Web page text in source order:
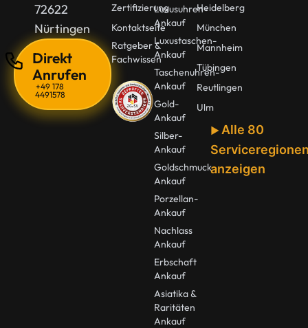
72622
Nürtingen
Direkt
Anrufen
+49 178
4491578
Zertifizierung
Kontaktseite
Ratgeber &
Fachwissen
Luxusuhren-
Ankauf
Luxustaschen-
Ankauf
Taschenuhren-
Ankauf
Gold-
Ankauf
Silber-
Ankauf
Goldschmuck
Ankauf
Porzellan-
Ankauf
Nachlass
Ankauf
Erbschaft
Ankauf
Asiatika &
Raritäten
Ankauf
Heidelberg
München
Mannheim
Tübingen
Reutlingen
Ulm
Alle 80
anzeigen